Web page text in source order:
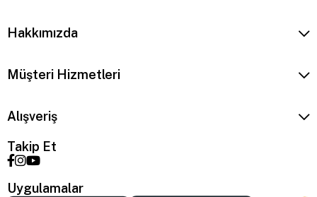
Hakkımızda
Müşteri Hizmetleri
Alışveriş
Takip Et
Uygulamalar